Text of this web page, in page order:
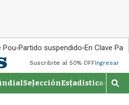
Pou Partido suspendido En Clave País
Suscribite al 50% OFFIngresar
SelecciónEstadisticas
M
o